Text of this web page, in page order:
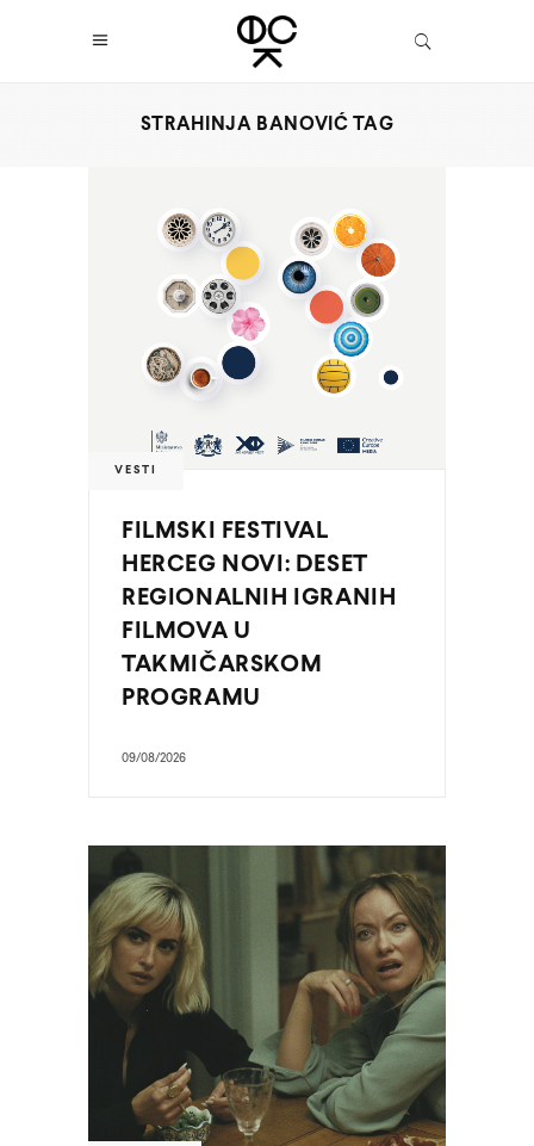
STRAHINJA BANOVIĆ TAG
VESTI
FILMSKI FESTIVAL
HERCEG NOVI: DESET
REGIONALNIH IGRANIH
FILMOVA U
TAKMIČARSKOM
PROGRAMU
09/08/2026